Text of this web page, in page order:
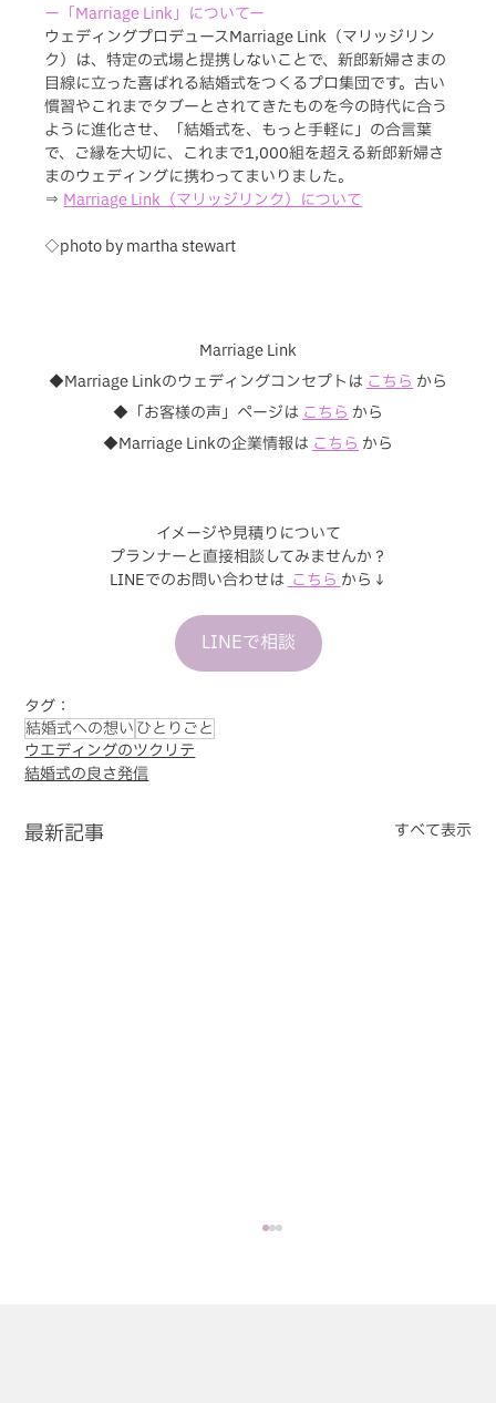
ー「Marriage Link」についてー
ウェディングプロデュースMarriage Link（マリッジリン
ク）は、特定の式場と提携しないことで、新郎新婦さまの
目線に立った喜ばれる結婚式をつくるプロ集団です。古い
慣習やこれまでタブーとされてきたものを今の時代に合う
ように進化させ、「結婚式を、もっと手軽に」の合言葉
で、ご縁を大切に、これまで1,000組を超える新郎新婦さ
まのウェディングに携わってまいりました。
⇒ Marriage Link（マリッジリンク）について
◇photo by martha stewart
Marriage Link
◆Marriage Linkのウェディングコンセプトは こちら から
◆「お客様の声」ページは こちら から
◆Marriage Linkの企業情報は こちら から
イメージや見積りについて
プランナーと直接相談してみませんか？
LINEでのお問い合わせは こちら から↓
LINEで相談
タグ：
結婚式への想いひとりごと
ウエディングのツクリテ
結婚式の良さ発信
最新記事 すべて表示